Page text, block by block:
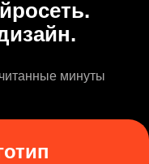
минуты